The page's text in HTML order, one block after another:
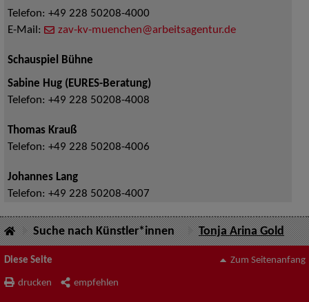
Telefon: +49 228 50208-4000
E-Mail:
zav-kv-muenchen@arbeitsagentur.de
Schauspiel Bühne
Sabine Hug (EURES-Beratung)
Telefon: +49 228 50208-4008
Thomas Krauß
Telefon: +49 228 50208-4006
Johannes Lang
Telefon: +49 228 50208-4007
Suche nach Künstler*innen Tonja Arina Gold
Diese Seite
drucken empfehlen
Zum Seitenanfang